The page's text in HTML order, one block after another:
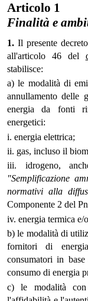
Articolo 1
Finalità e
1. Il presente
all'articolo 46 del
stabilisce:
a) le modalità di
annullamento delle
energia da fonti
energetici:
i. energia elettrica;
ii. gas, incluso il
iii. idrogeno,
"Semplificazione
normativi alla
Componente 2 del
iv. energia termica e/
b) le modalità di
fornitori di
consumatori in
consumo di energia
c) le modalità